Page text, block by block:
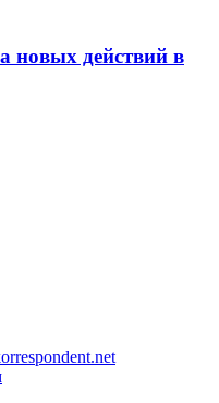
новых действий в